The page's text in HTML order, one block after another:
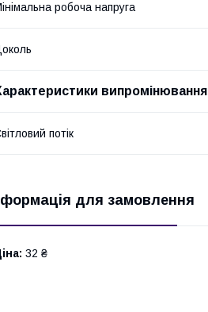
робоча напруга
випромінювання
потік
для замовлення
32 ₴